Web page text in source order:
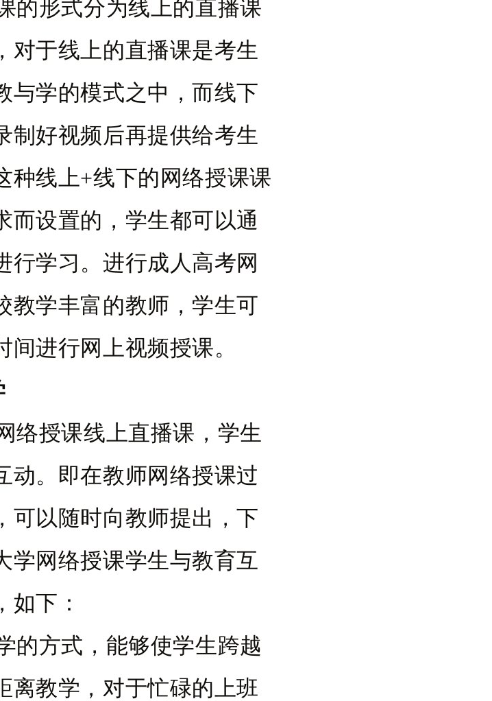
形式分为线上的直播课
对于线上的直播课是考生
与学的模式之中，而线下
制好视频后再提供给考生
种线上+线下的网络授课课
而设置的，学生都可以通
行学习。进行成人高考网
教学丰富的教师，学生可
进行网上视频授课。
授课线上直播课，学生
动。即在教师网络授课过
可以随时向教师提出，下
学网络授课学生与教育互
如下：
方式，能够使学生跨越
离教学，对于忙碌的上班